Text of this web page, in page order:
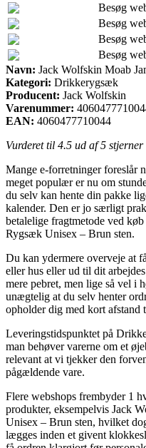
Besøg
Besøg
Besøg
Besøg
Navn: Jack Wolfskin Moab
Kategori: Drikkerygsæk
Producent: Jack Wolfskin
Varenummer:
EAN: 4060477710044
Vurderet til 4.5 ud af 5 stjerner
Mange e-forretninger foreslår
meget populær er nu om
du selv kan hente din pakke
kalender. Den er jo særligt
betalelige fragtmetode ved
Rygsæk Unisex – Brun sten.
Du kan ydermere overveje at
eller hus eller ud til dit
mere pebret, men lige så vel i
unægtelig at du selv henter
opholder dig med kort afstand
Leveringstidspunktet på
man behøver varerne om et
relevant at vi tjekker den
pågældende vare.
Flere webshops frembyder 1
produkter, eksempelvis Jack
Unisex – Brun sten, hvilket
lægges inden et givent